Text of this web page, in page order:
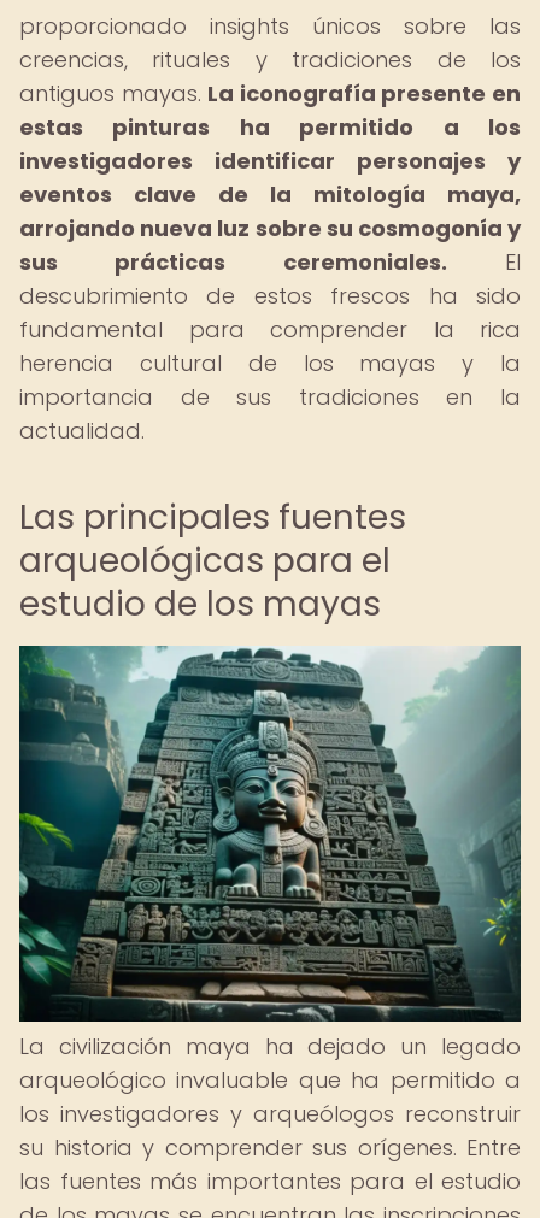
proporcionado insights únicos sobre las
creencias, rituales y tradiciones de los
antiguos mayas. La iconografía presente en
estas pinturas ha permitido a los
investigadores identificar personajes y
eventos clave de la mitología maya,
arrojando nueva luz sobre su cosmogonía y
sus prácticas ceremoniales. El
descubrimiento de estos frescos ha sido
fundamental para comprender la rica
herencia cultural de los mayas y la
importancia de sus tradiciones en la
actualidad.
Las principales fuentes
arqueológicas para el
estudio de los mayas
La civilización maya ha dejado un legado
arqueológico invaluable que ha permitido a
los investigadores y arqueólogos reconstruir
su historia y comprender sus orígenes. Entre
las fuentes más importantes para el estudio